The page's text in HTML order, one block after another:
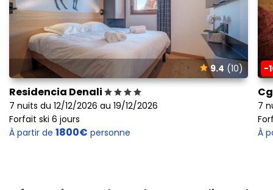
9.4 (10)
Residencia Denali
7 nuits du 12/12/2026 au 19/12/2026
Forfait ski 6 jours
À partir de 1800€ personne
-
7
À